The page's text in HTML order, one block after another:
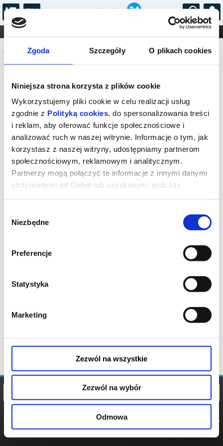
Zgoda Szczegóły O plikach cookies
Niniejsza strona korzysta z plików cookie
Wykorzystujemy pliki cookie w celu realizacji usług
zgodnie z Polityką cookies, do spersonalizowania treści
i reklam, aby oferować funkcje społecznościowe i
analizować ruch w naszej witrynie. Informacje o tym, jak
korzystasz z naszej witryny, udostępniamy partnerom
społecznościowym, reklamowym i analitycznym.
Partnerzy mogą połączyć te informacje z innymi danymi
otrzymanymi od Ciebie lub uzyskanymi podczas
zgody
Niezbędne
Preferencje
Statystyka
Marketing
Zezwól na wszystkie
Zezwól na wybór
Odmowa
...
FILHARMONIA OPERA I BALET
STAND-UP
DLA DZIECI
Komunikat
Sprzedaż biletów na wydarzenie została
zakończona
POLITYKA
POLITYKA